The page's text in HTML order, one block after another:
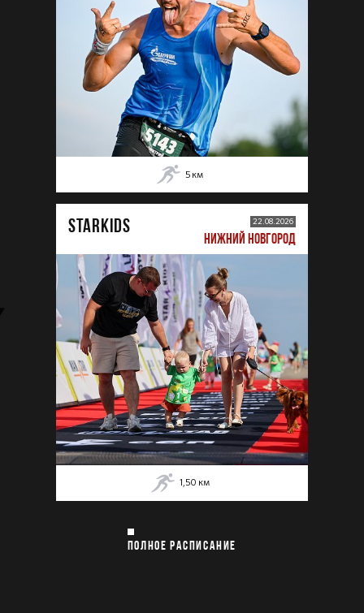
5 км
STARKIDS 22.08.2026
НИЖНИЙ НОВГОРОД
1,50 км
ПОЛНОЕ РАСПИСАНИЕ